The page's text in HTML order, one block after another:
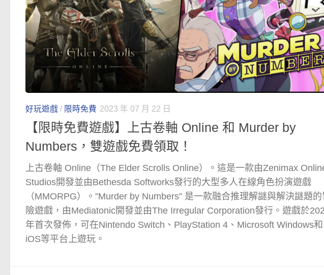
好玩遊戲 / 限時免費 2023 年 07 月 22 日
【限時免費遊戲】上古卷軸 Online 和 Murder by
Numbers，雙遊戲免費領取！
上古卷軸 Online（The Elder Scrolls Online）。這是一款由Zenimax
Studios開發並由Bethesda Softworks發行的大型多人在線角色扮演遊戲
（MMORPG）。”Murder by Numbers” 是一款融合推理解謎與解決謎題的
險遊戲，由Mediatonic開發並由The Irregular Corporation發行。遊戲於
年首次發佈，可在Nintendo Switch、PlayStation 4、Microsoft Windows和
iOS等平台上遊玩。